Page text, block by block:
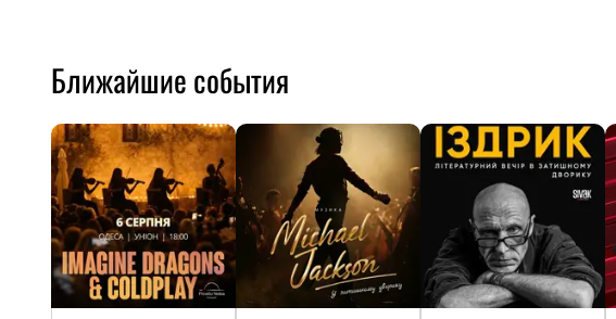
Ближайшие события